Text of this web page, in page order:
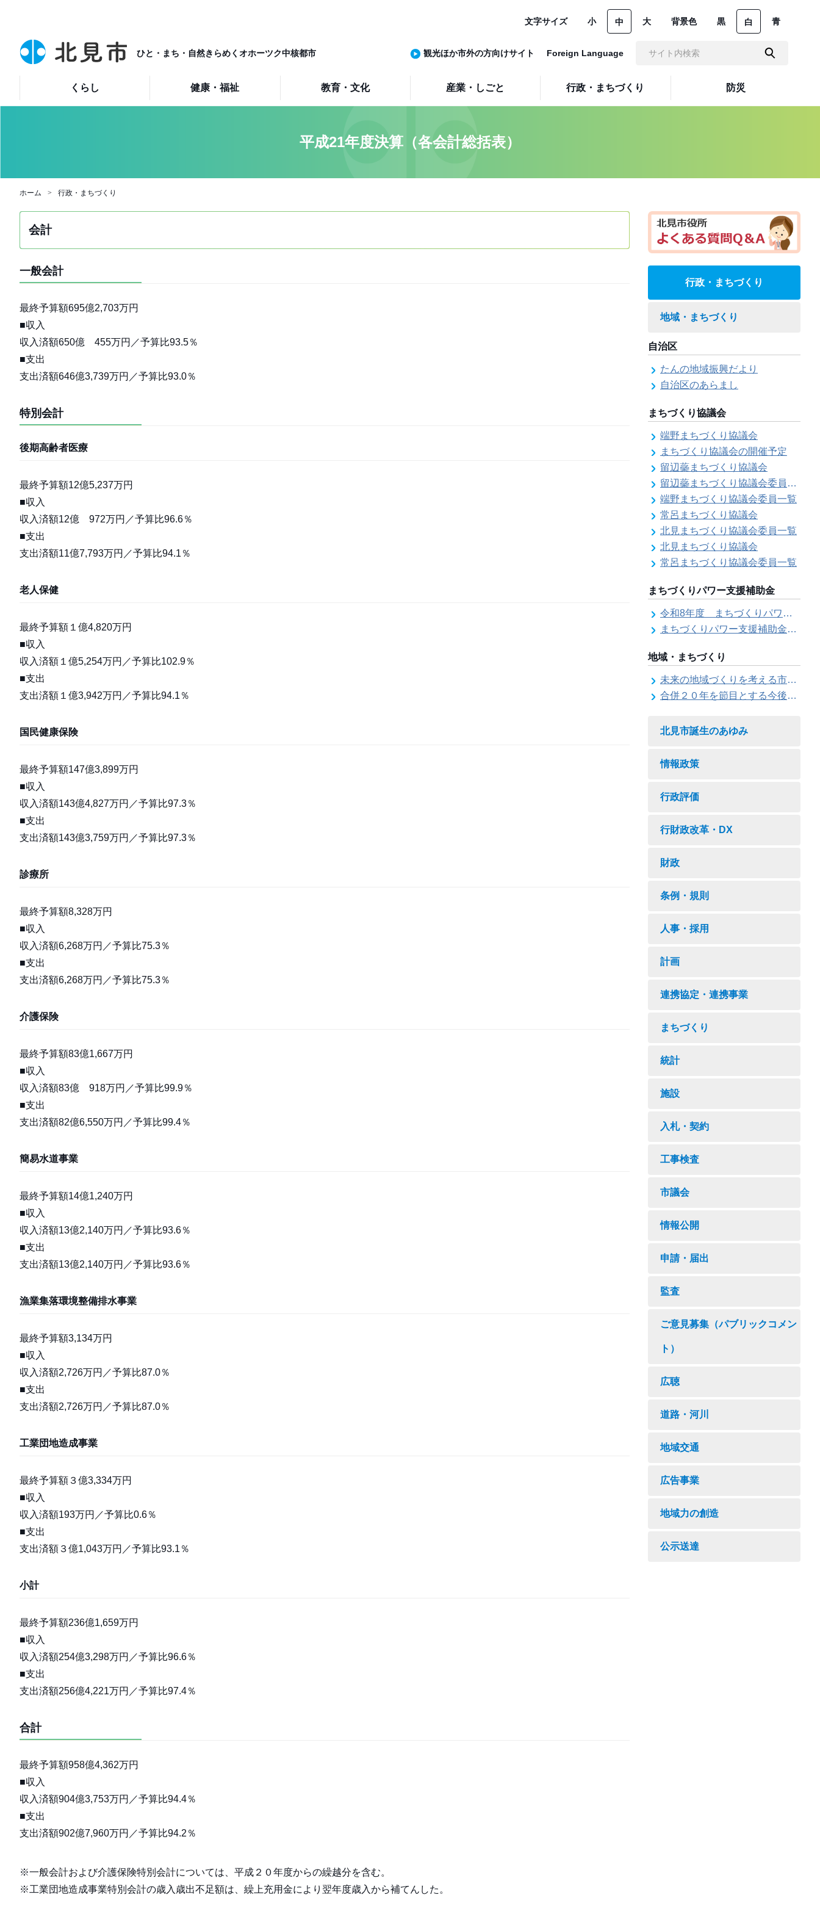
ひと・まち・自然きらめくオホーツク中核都市
くらし 健康・福祉 教育・文化 産業・しごと 行政・まちづくり 防災
文字サイズ 小 中 大 背景色 黒 白 青
観光ほか市外の方向けサイト Foreign Language
平成21年度決算（各会計総括表）
ホーム 行政・まちづくり
会計
一般会計
最終予算額695億2,703万円
■収入
収入済額650億 455万円／予算比93.5％
■支出
支出済額646億3,739万円／予算比93.0％
特別会計
後期高齢者医療
最終予算額12億5,237万円
■収入
収入済額12億 972万円／予算比96.6％
■支出
支出済額11億7,793万円／予算比94.1％
老人保健
最終予算額１億4,820万円
■収入
収入済額１億5,254万円／予算比102.9％
■支出
支出済額１億3,942万円／予算比94.1％
国民健康保険
最終予算額147億3,899万円
■収入
収入済額143億4,827万円／予算比97.3％
■支出
支出済額143億3,759万円／予算比97.3％
診療所
最終予算額8,328万円
■収入
収入済額6,268万円／予算比75.3％
■支出
支出済額6,268万円／予算比75.3％
介護保険
最終予算額83億1,667万円
■収入
収入済額83億 918万円／予算比99.9％
■支出
支出済額82億6,550万円／予算比99.4％
簡易水道事業
最終予算額14億1,240万円
■収入
収入済額13億2,140万円／予算比93.6％
■支出
支出済額13億2,140万円／予算比93.6％
漁業集落環境整備排水事業
最終予算額3,134万円
■収入
収入済額2,726万円／予算比87.0％
■支出
支出済額2,726万円／予算比87.0％
工業団地造成事業
最終予算額３億3,334万円
■収入
収入済額193万円／予算比0.6％
■支出
支出済額３億1,043万円／予算比93.1％
小計
最終予算額236億1,659万円
■収入
収入済額254億3,298万円／予算比96.6％
■支出
支出済額256億4,221万円／予算比97.4％
合計
最終予算額958億4,362万円
■収入
収入済額904億3,753万円／予算比94.4％
■支出
支出済額902億7,960万円／予算比94.2％
※一般会計および介護保険特別会計については、平成２０年度からの繰越分を含む。
※工業団地造成事業特別会計の歳入歳出不足額は、繰上充用金により翌年度歳入から補てんした。
行政・まちづくり
地域・まちづくり
自治区
たんの地域振興だより
自治区のあらまし
まちづくり協議会
端野まちづくり協議会
まちづくり協議会の開催予定
留辺蘂まちづくり協議会
留辺蘂まちづくり協議会委員一覧
端野まちづくり協議会委員一覧
常呂まちづくり協議会
北見まちづくり協議会委員一覧
北見まちづくり協議会
常呂まちづくり協議会委員一覧
まちづくりパワー支援補助金
令和8年度 まちづくりパワー支援補助金の募集【受付は終了しました。】
まちづくりパワー支援補助金の交付結果
地域・まちづくり
未来の地域づくりを考える市民会議
合併２０年を節目とする今後の地域づくりに関する市長懇話会
北見市誕生のあゆみ
情報政策
行政評価
行財政改革・DX
財政
条例・規則
人事・採用
計画
連携協定・連携事業
まちづくり
統計
施設
入札・契約
工事検査
市議会
情報公開
申請・届出
監査
ご意見募集（パブリックコメン
ト）
広聴
道路・河川
地域交通
広告事業
地域力の創造
公示送達